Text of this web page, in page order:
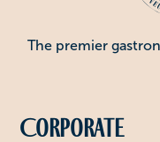
The premier
Corporate